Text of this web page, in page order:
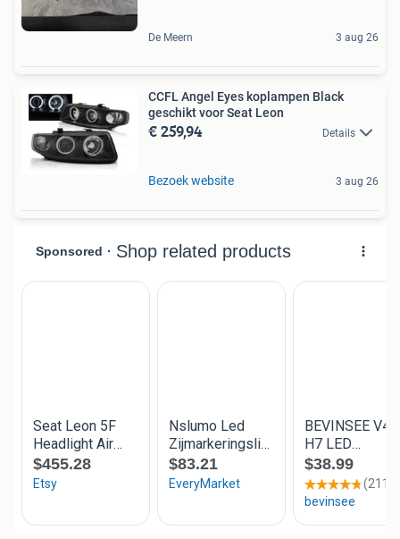
De Meern 3 aug 26
CCFL Angel Eyes koplampen Black
geschikt voor Seat Leon
€ 259,94 Details
Bezoek website 3 aug 26